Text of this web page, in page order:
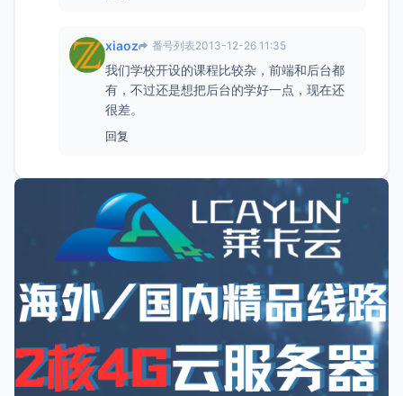
xiaoz 番号列表2013-12-26 11:35
我们学校开设的课程比较杂，前端和后台都
有，不过还是想把后台的学好一点，现在还
很差。
回复